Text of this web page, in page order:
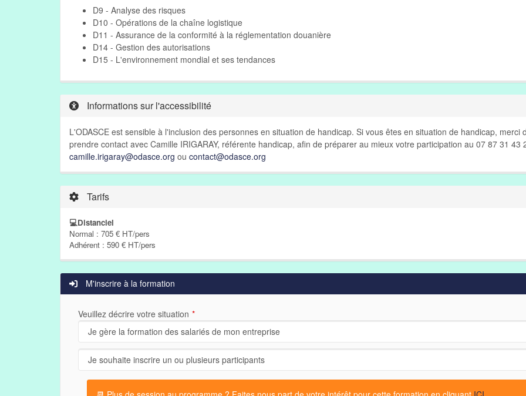
D9 - Analyse des risques
D10 - Opérations de la chaîne logistique
D11 - Assurance de la conformité à la réglementation douanière
D14 - Gestion des autorisations
D15 - L'environnement mondial et ses tendances
Informations sur l'accessibilité
L'ODASCE est sensible à l'inclusion des personnes en situation de handicap. Si vous êtes en situation de handicap, merci
prendre contact avec Camille IRIGARAY, référente handicap, afin de préparer au mieux votre participation au 07 87 31 43
camille.irigaray@odasce.org ou contact@odasce.org
Tarifs
💻Distanciel
Normal : 705 € HT/pers
Adhérent : 590 € HT/pers
M'inscrire à la formation
Veuillez décrire votre situation